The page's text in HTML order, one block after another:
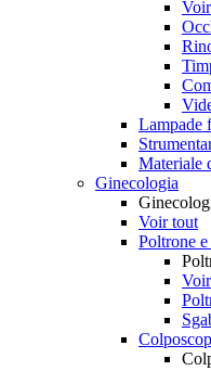
Lampade
Materiale
Ginecologia
Voir tout
Poltrone